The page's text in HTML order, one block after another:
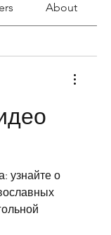
About
узнайте о